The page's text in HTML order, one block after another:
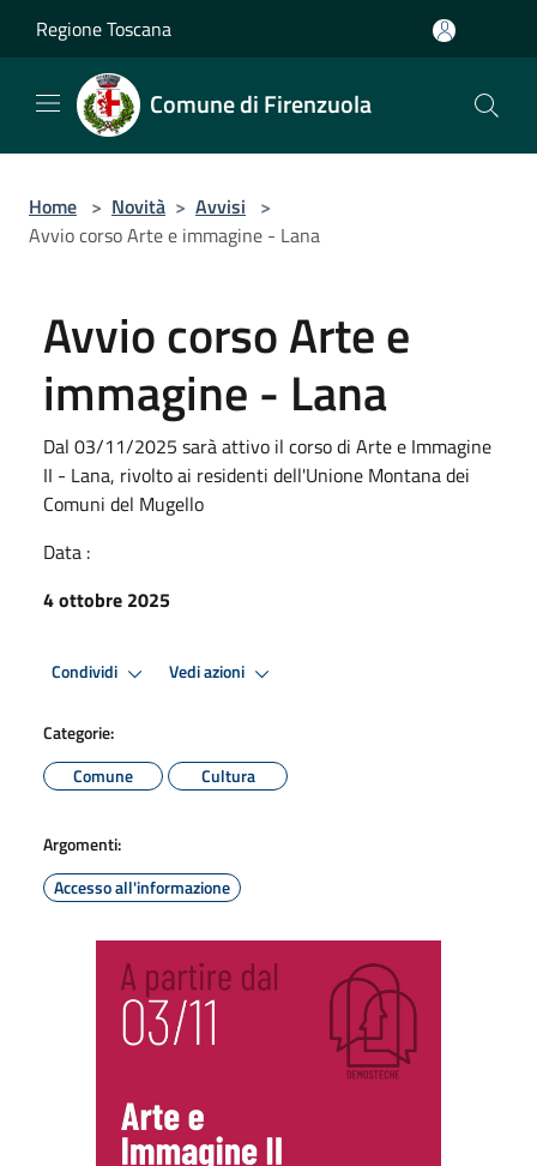
Regione Toscana
Comune di Firenzuola
Home > Novità > Avvisi >
Avvio corso Arte e immagine - Lana
Avvio corso Arte e
immagine - Lana
Dal 03/11/2025 sarà attivo il corso di Arte e Immagine
II - Lana, rivolto ai residenti dell'Unione Montana dei
Comuni del Mugello
Data :
4 ottobre 2025
Condividi Vedi azioni
Categorie:
Comune
Cultura
Argomenti:
Accesso all'informazione